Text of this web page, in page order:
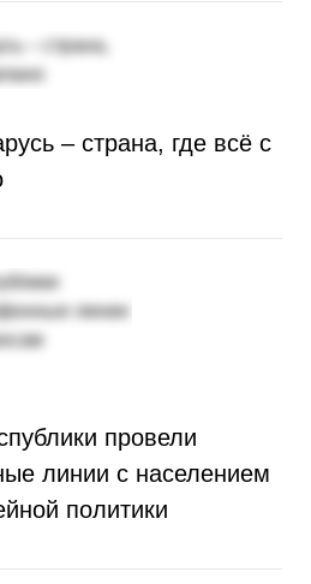
– страна, где всё с
провели
линии с населением
политики